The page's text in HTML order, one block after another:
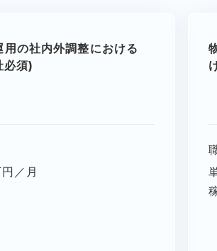
用の社内外調整における
必須)
／月